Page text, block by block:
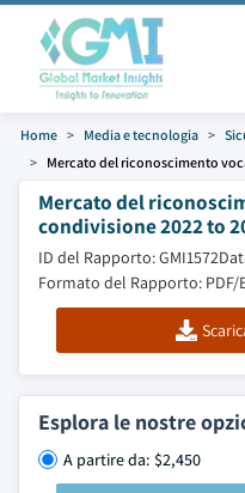
Home Media e tecnologia
Mercato del riconoscimento
Mercato del
condivisione 2022 to
ID del Rapporto: GMI1572
Formato del Rapporto:
Esplora le nostre
A partire da: $2,450